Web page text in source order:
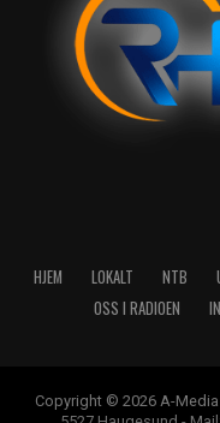
HJEM LOKALT NTB
OSS I RADIOEN
Copyright © 2026 A-